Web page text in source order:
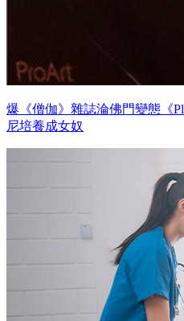
爆《僧伽》雜誌淪佛門變態《
尼培養成女奴